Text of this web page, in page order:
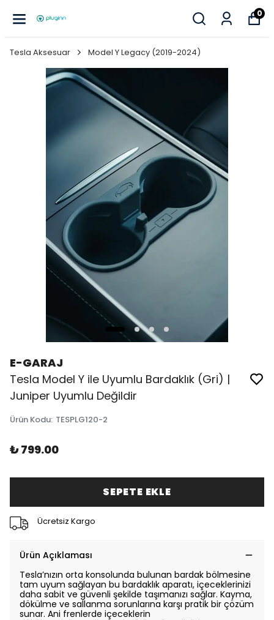
0
Tesla Aksesuar Model Y Legacy (2019-2024)
E-GARAJ
Tesla Model Y ile Uyumlu Bardaklık (Gri) |
Juniper Uyumlu Değildir
Ürün Kodu: TESPLG120-2
₺ 799.00
SEPETE EKLE
Ücretsiz Kargo
Ürün Açıklaması
Tesla’nızın orta konsolunda bulunan bardak bölmesine
tam uyum sağlayan bu bardaklık aparatı, içeceklerinizi
daha sabit ve güvenli şekilde taşımanızı sağlar. Kayma,
dökülme ve sallanma sorunlarına karşı pratik bir çözüm
sunar. Ani frenlerde içeceklerin